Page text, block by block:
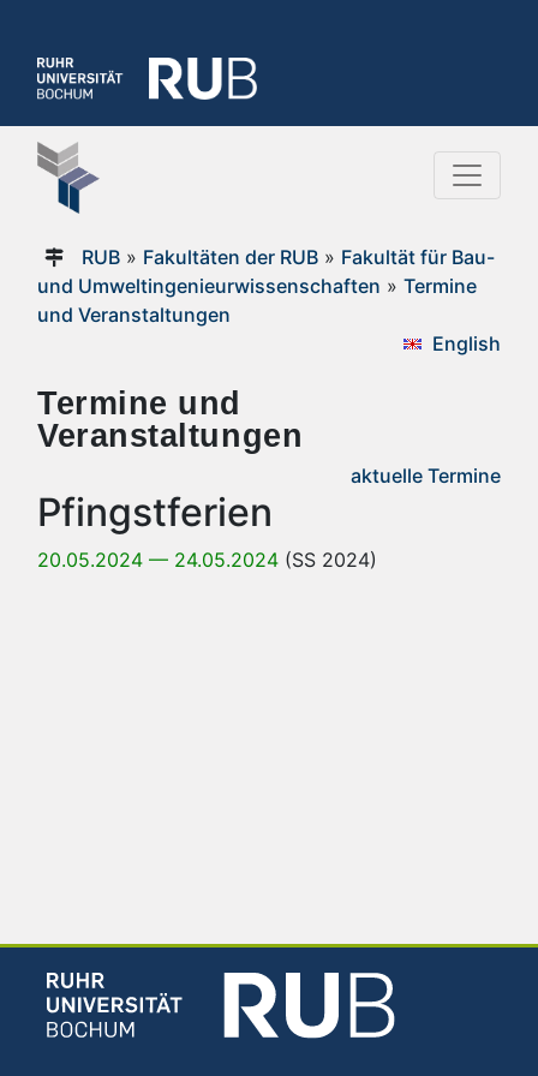
RUB» Fakultäten der RUB» Fakultät für Bau-
und Umweltingenieurwissenschaften » Termine
und Veranstaltungen
English
Termine und
Veranstaltungen
aktuelle Termine
Pfingstferien
20.05.2024 — 24.05.2024 (SS 2024)